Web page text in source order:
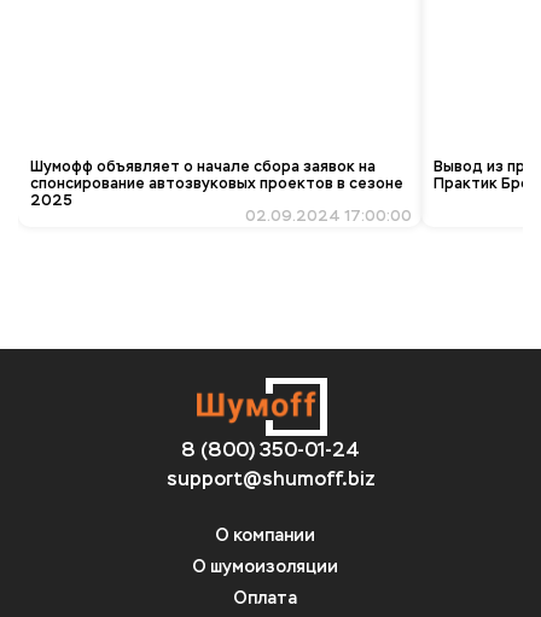
Шумофф объявляет о начале сбора заявок на
спонсирование автозвуковых проектов в сезоне
2025
02.09.2024 17:00:00
Вывод из
Практик
8 (800) 350-01-24
support@shumoff.biz
О компании
О шумоизоляции
Оплата